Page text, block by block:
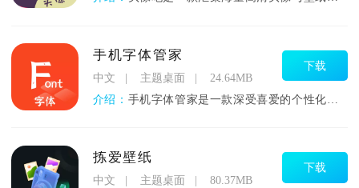
手机字体管家
中文 主题桌面
24.64MB
介绍： 手机字体管家是一款深受喜爱的个性化字体美化工具，让咱们的手机
下载
拣爱壁纸
中文 主题桌面
80.37MB
下载